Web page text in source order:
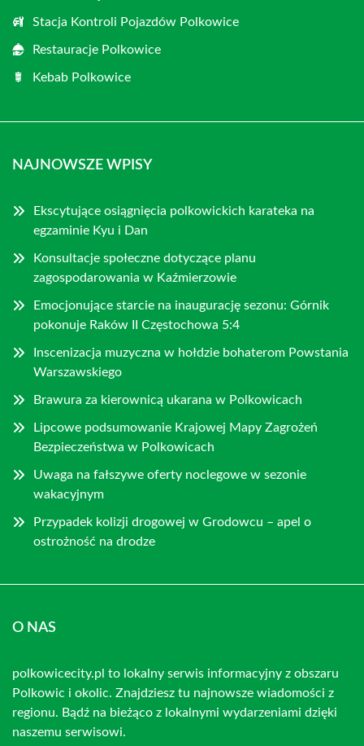
Stacja Kontroli Pojazdów Polkowice
Restauracje Polkowice
Kebab Polkowice
NAJNOWSZE WPISY
Ekscytujące osiągnięcia polkowickich karateka na
egzaminie Kyu i Dan
Konsultacje społeczne dotyczące planu
zagospodarowania w Kaźmierzowie
Emocjonujące starcie na inaugurację sezonu: Górnik
pokonuje Raków II Częstochowa 5:4
Inscenizacja muzyczna w hołdzie bohaterom Powstania
Warszawskiego
Brawura za kierownicą ukarana w Polkowicach
Lipcowe podsumowanie Krajowej Mapy Zagrożeń
Bezpieczeństwa w Polkowicach
Uwaga na fałszywe oferty noclegowe w sezonie
wakacyjnym
Przypadek kolizji drogowej w Grodowcu – apel o
ostrożność na drodze
O NAS
polkowicecity.pl to lokalny serwis informacyjny z obszaru
Polkowic i okolic. Znajdziesz tu najnowsze wiadomości z
regionu. Bądź na bieżąco z lokalnymi wydarzeniami dzięki
naszemu serwisowi.